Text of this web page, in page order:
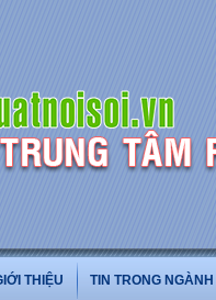
THIỆU TIN TRONG NGÀNH